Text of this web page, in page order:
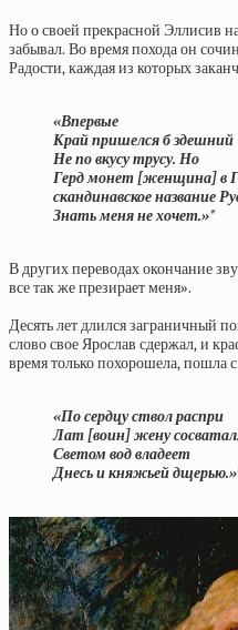
Но о своей прекрасной Эллисив
забывал. Во время похода он
Радости, каждая из которых
«Впервые
Край пришелся б здешний
Не по вкусу трусу. Но
Герд монет [женщина] в
скандинавское название
Знать меня не хочет.»*
В других переводах окончание
все так же презирает меня».
Десять лет длился заграничный
слово свое Ярослав сдержал, и
время только похорошела, пошла
«По сердцу ствол распри
Лат [воин] жену сосватал.
Светом вод владеет
Днесь и княжьей